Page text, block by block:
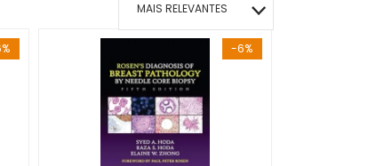
MAIS RELEVANTES
MENOR PREÇO
MAIOR PREÇO
-6%